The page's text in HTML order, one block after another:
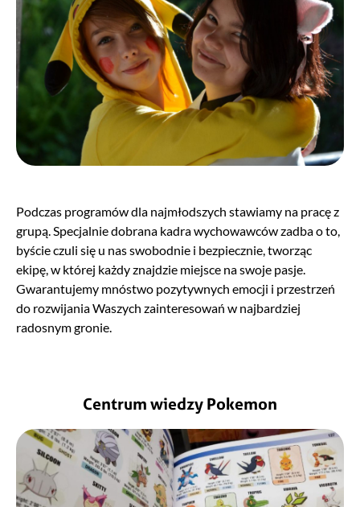
Podczas programów dla najmłodszych stawiamy na pracę z
grupą. Specjalnie dobrana kadra wychowawców zadba o to,
byście czuli się u nas swobodnie i bezpiecznie, tworząc
ekipę, w której każdy znajdzie miejsce na swoje pasje.
Gwarantujemy mnóstwo pozytywnych emocji i przestrzeń
do rozwijania Waszych zainteresowań w najbardziej
radosnym gronie.
Centrum wiedzy Pokemon